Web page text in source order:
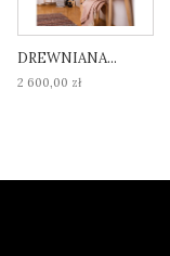
DREWNIANA...
2 600,00 zł